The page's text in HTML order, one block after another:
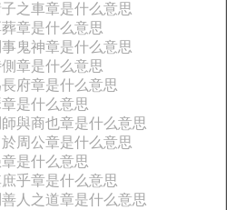
之車章是什么意思
章是什么意思
鬼神章是什么意思
章是什么意思
府章是什么意思
是什么意思
與商也章是什么意思
周公章是什么意思
是什么意思
乎章是什么意思
人之道章是什么意思